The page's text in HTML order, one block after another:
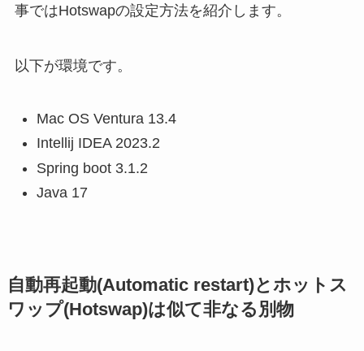
事ではHotswapの設定方法を紹介します。
以下が環境です。
Mac OS Ventura 13.4
Intellij IDEA 2023.2
Spring boot 3.1.2
Java 17
自動再起動(Automatic restart)とホットス
ワップ(Hotswap)は似て非なる別物